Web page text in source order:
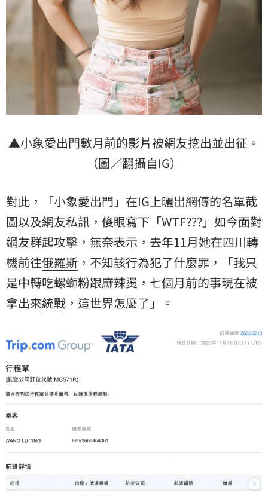
▲小象愛出門數月前的影片被網友挖出並出征。
（圖／翻攝自IG）
對此，「小象愛出門」在IG上曬出網傳的名單截
圖以及網友私訊，傻眼寫下「WTF???」如今面對
網友群起攻擊，無奈表示，去年11月她在四川轉
機前往俄羅斯 ，不知該行為犯了什麼罪，「我只
是中轉吃螺螄粉跟麻辣燙，七個月前的事現在被
拿出來統戰 ，這世界怎麼了」。